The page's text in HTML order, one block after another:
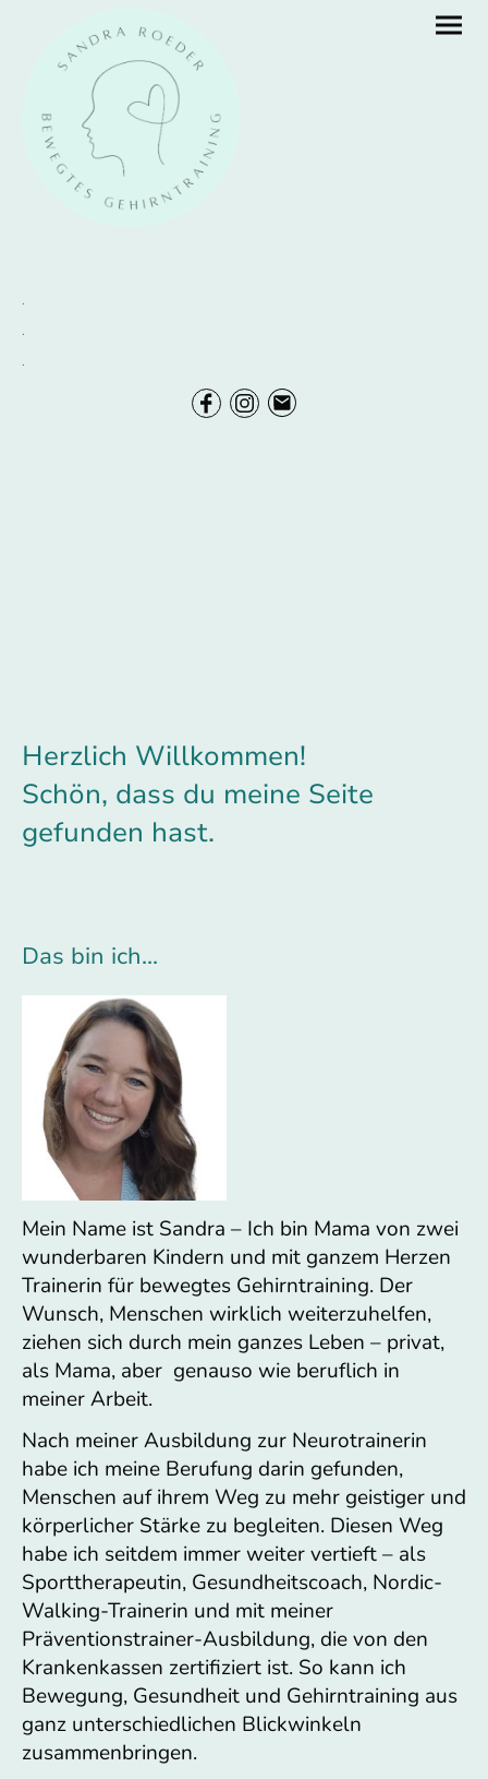
.
.
.
Herzlich Willkommen!
Schön, dass du meine Seite
gefunden hast.
Das bin ich...
Mein Name ist Sandra – Ich bin Mama von zwei
wunderbaren Kindern und mit ganzem Herzen
Trainerin für bewegtes Gehirntraining. Der
Wunsch, Menschen wirklich weiterzuhelfen,
ziehen sich durch mein ganzes Leben – privat,
als Mama, aber genauso wie beruflich in
meiner Arbeit.
Nach meiner Ausbildung zur Neurotrainerin
habe ich meine Berufung darin gefunden,
Menschen auf ihrem Weg zu mehr geistiger und
körperlicher Stärke zu begleiten. Diesen Weg
habe ich seitdem immer weiter vertieft – als
Sporttherapeutin, Gesundheitscoach, Nordic-
Walking-Trainerin und mit meiner
Präventionstrainer-Ausbildung, die von den
Krankenkassen zertifiziert ist. So kann ich
Bewegung, Gesundheit und Gehirntraining aus
ganz unterschiedlichen Blickwinkeln
zusammenbringen.